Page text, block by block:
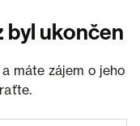
byl ukončen
máte zájem o jeho